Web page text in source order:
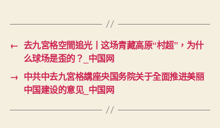
← 去九宮格空間追光丨这场青藏高原“村超”，为什
么球场是歪的？_中国网
→ 中共中去九宮格講座央国务院关于全面推进美丽
中国建设的意见_中国网